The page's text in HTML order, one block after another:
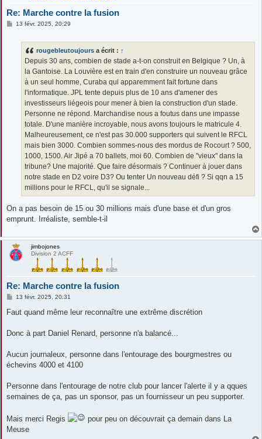
Re: Marche contre la fusion
M
13 févr. 2025, 20:29
rougebleutoujours a écrit : ↑
Depuis 30 ans, combien de stade a-t-on construit en Belgique ? Un, à
la Gantoise. La Louvière est en train d'en construire un nouveau grâce
à un seul homme, Curaba qui apparemment fait fortune dans
l'informatique. JPL tente depuis plus de 10 ans d'amener des
investisseurs liégeois pour mener à bien la construction d'un stade.
Personne ne répond. Marchandise nous a foutus dans une impasse
totale. D'une manière incroyable, nous avons toujours le matricule 4.
Malheureusement, ce n'est pas 30.000 supporters qui suivent le RFCL
mais bien 3000. Combien sommes-nous des mordus de Rocourt ? 500,
1000, 1500. Air Jipé a 70 ballets, moi 60. Combien de "vieux" dans la
tribune? Une majorité. Que faire désormais ? Continuer à jouer dans
notre stade en D2 voire D3? Ou tenter Un nouveau défi ? Si qqn a 15
millions pour le RFCL, qu'il se signale...
On a pas besoin de 15 ou 30 millions mais d'une base et d'un gros
emprunt. Irréaliste, semble-t-il
jimbojones
Division 2 ACFF
Re: Marche contre la fusion
M
s
g
13 févr. 2025, 20:31
Faut quand même leur reconnaître une extrême discrétion
Donc à part Daniel Renard, personne n'a balancé...
Aucun journaleux, personne dans l'entourage des bourgmestres ou
échevins 4000 et 4100
Personne dans l'entourage de notre club pour lancer l'alerte il y a qques
semaines de ça, pas un sponsor, pas un fournisseur un peu supporter.
Mais merci Regis
pour peu on découvrait ça demain dans La
Meuse